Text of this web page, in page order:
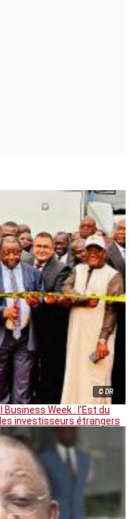
© DR
Week : l’Est du
investisseurs étrangers